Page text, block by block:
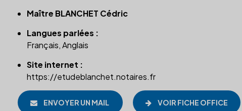
Maître BLANCHET Cédric
Langues parlées :
Français, Anglais
Site internet :
https://etudeblanchet.notaires.fr
ENVOYER UN MAIL VOIR FICHE OFFICE